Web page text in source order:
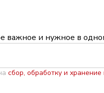
важное и нужное в
сбор, обработку и